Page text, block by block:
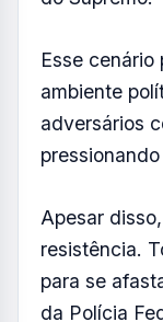
Banco
encerrado.
Fotos: